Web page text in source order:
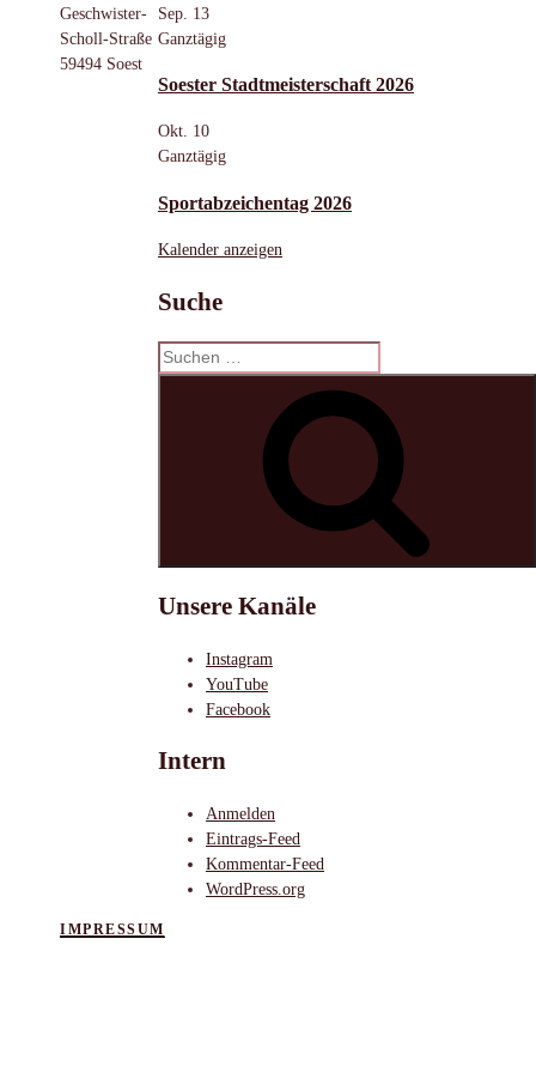
Sep. 13
Ganztägig
Soester Stadtmeisterschaft 2026
Okt. 10
Ganztägig
Sportabzeichentag 2026
Kalender anzeigen
Suche
Suchen
nach:
Unsere Kanäle
Instagram
YouTube
Facebook
Intern
Anmelden
Eintrags-Feed
Kommentar-Feed
WordPress.org
Geschwister-
Scholl-Straße
59494 Soest
IMPRESSUM